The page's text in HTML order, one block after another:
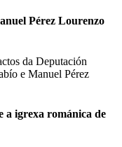
Pérez Lourenzo
da Deputación
e Manuel Pérez
a igrexa románica de